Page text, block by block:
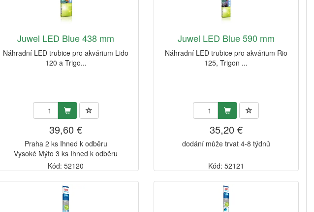
Juwel LED Blue 438 mm
Náhradní LED trubice pro akvárium Lido
120 a Trigo...
39,60 €
Praha 2 ks Ihned k odběru
Vysoké Mýto 3 ks Ihned k odběru
Kód: 52120
Juwel LED Blue 590 mm
Náhradní LED trubice pro akvárium Rio
125, Trigon ...
35,20 €
dodání může trvat 4-8 týdnů
Kód: 52121